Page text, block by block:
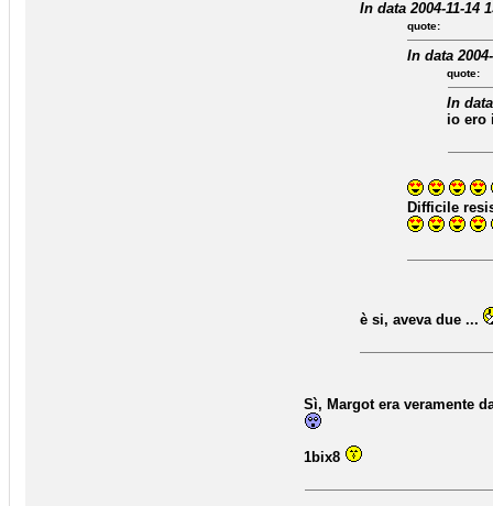
In data 2004-11-14
quote:
In data
quote:
In
io ero
Difficile
è si, aveva due ...
Sì, Margot era veramente
1bix8